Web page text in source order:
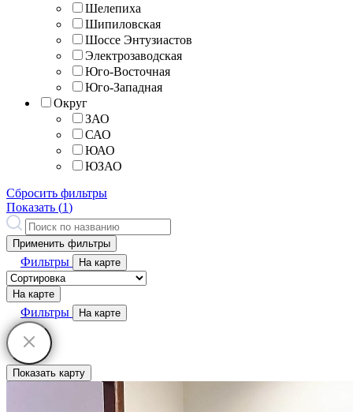
Шелепиха
Шипиловская
Шоссе Энтузиастов
Электрозаводская
Юго-Восточная
Юго-Западная
Округ
ЗАО
САО
ЮАО
ЮЗАО
Сбросить фильтры
Показать (1)
Применить фильтры
Фильтры На карте
На карте
Фильтры На карте
Показать карту